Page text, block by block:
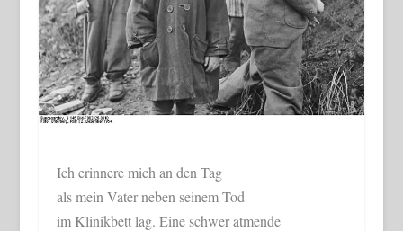
Ich erinnere mich an den Tag
als mein Vater neben seinem Tod
im Klinikbett lag. Eine schwer atmende